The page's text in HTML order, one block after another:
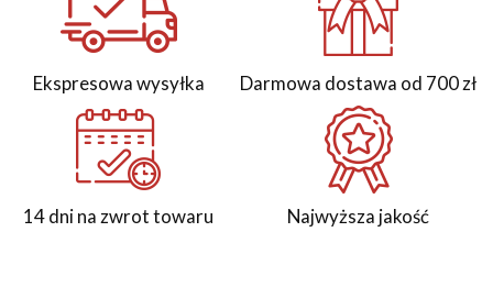
Ekspresowa wysyłka Darmowa dostawa od 700 zł
14 dni na zwrot towaru Najwyższa jakość